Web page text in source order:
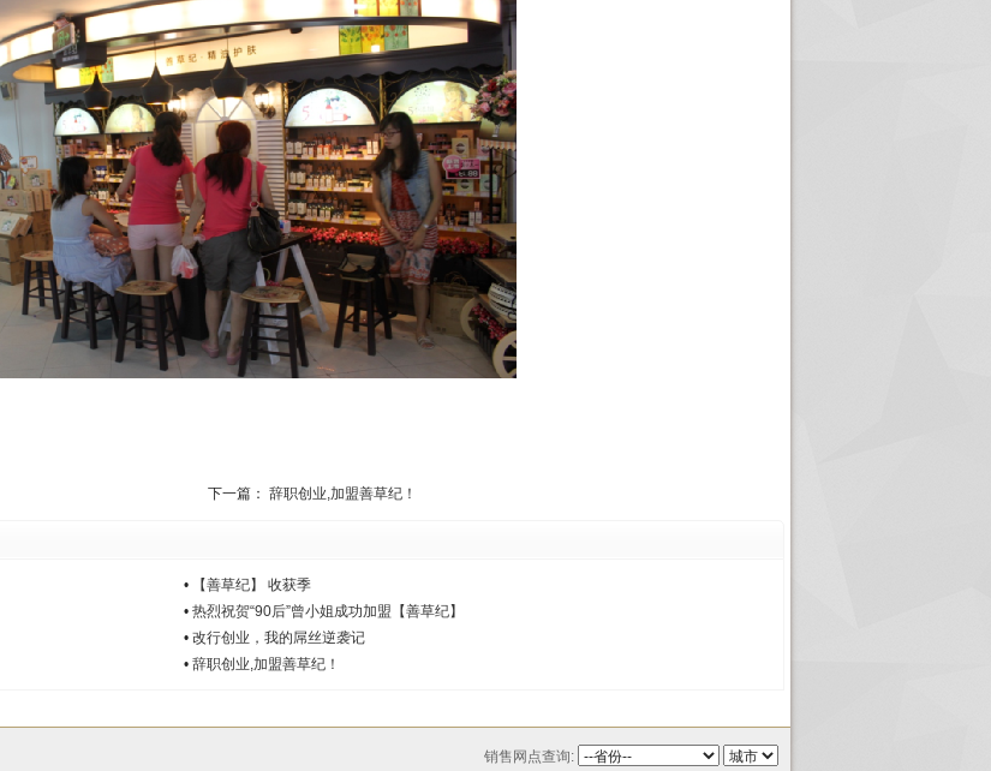
下一篇： 辞职创业,加盟善草纪！
•
【善草纪】 收获季
• 热烈祝贺“90后”曾小姐成功加盟【善草纪】
• 改行创业，我的屌丝逆袭记
• 辞职创业,加盟善草纪！
销售网点查询: